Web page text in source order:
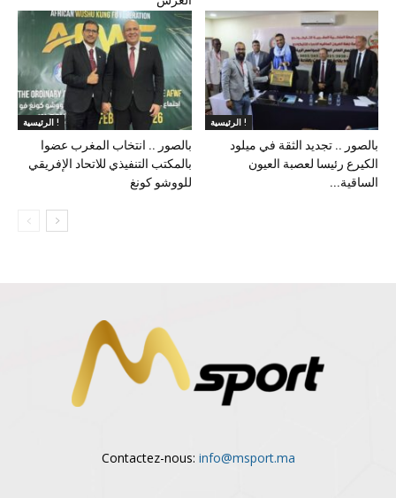
الرئيسية !
بالصور .. انتخاب المغرب عضوا
بالمكتب التنفيذي للاتحاد الإفريقي
للووشو كونغ
الرئيسية !
بالصور .. تجديد الثقة في ميلود
الكيرع رئيسا لعصبة العيون
الساقية...
Contactez-nous: info@msport.ma